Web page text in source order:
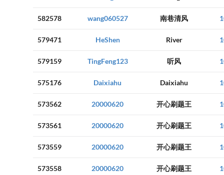
582578 wang060527 南巷清风
579471 HeShen River
579159 TingFeng123 听风
575176 Daixiahu Daixiahu
573562 20000620 开心刷题王
573561 20000620 开心刷题王
573559 20000620 开心刷题王
573558 20000620 开心刷题王